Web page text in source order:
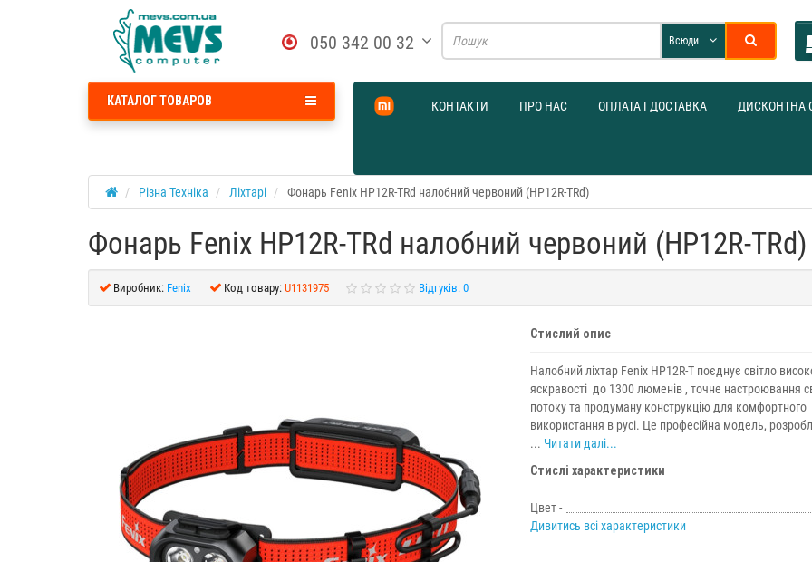
050 342 00 32 Всюди
КОНТАКТИ ПРО НАС ОПЛАТА І ДОСТАВКА ДИСКОНТНА
КАТАЛОГ ТОВАРОВ
Різна Техніка Ліхтарі Фонарь Fenix HP12R-TRd налобний червоний (HP12R-TRd)
Фонарь Fenix HP12R-TRd налобний червоний (HP12R-TRd)
Виробник: Fenix Код товару: U1131975 Відгуків: 0
Стислий опис
Налобний ліхтар Fenix HP12R-T поєднує світло
яскравості до 1300 люменів , точне настроювання
потоку та продуману конструкцію для комфортного
використання в русі. Це професійна модель,
... Читати далі...
Стислі характеристики
Цвет -
Дивитись всі характеристики